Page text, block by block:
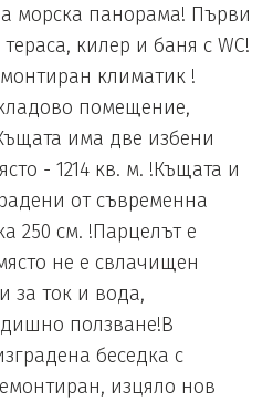
морска панорама! Първи
килер и баня с WC!
климатик !
помещение,
има две избени
- 1214 кв. м. !Къщата и
от съвременна
250 см. !Парцелът е
не е свлачищен
за ток и вода,
ползване!В
беседка с
изцяло нов